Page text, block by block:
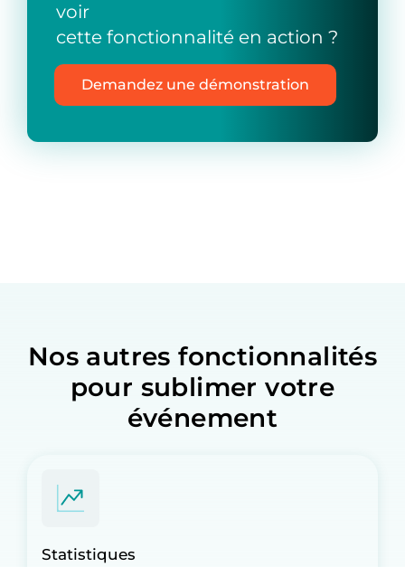
voir
cette fonctionnalité en action ?
Demandez une démonstration
Nos autres fonctionnalités
pour sublimer votre
événement
Statistiques